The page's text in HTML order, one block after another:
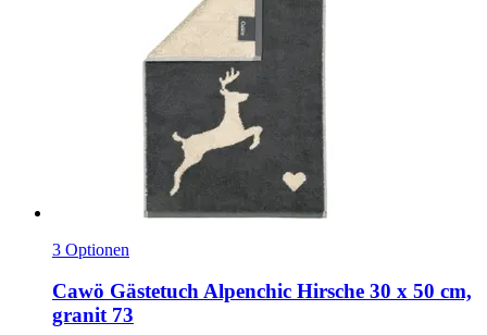
3 Optionen
Cawö Gästetuch Alpenchic Hirsche 30 x 50 cm,
granit 73